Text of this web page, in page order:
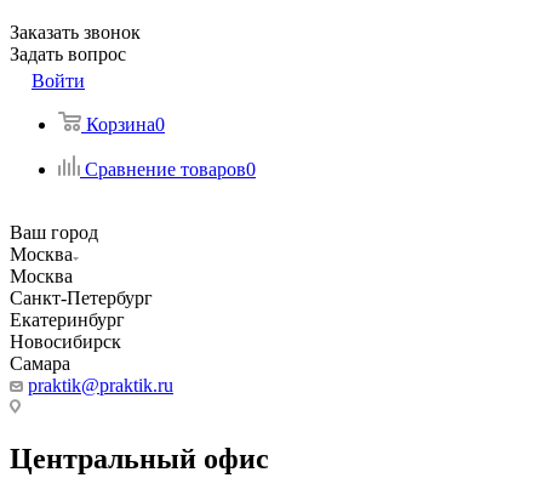
Заказать звонок
Задать вопрос
Войти
Корзина0
Сравнение товаров0
Ваш город
Москва
Москва
Санкт-Петербург
Екатеринбург
Новосибирск
Самара
praktik@praktik.ru
Центральный офис